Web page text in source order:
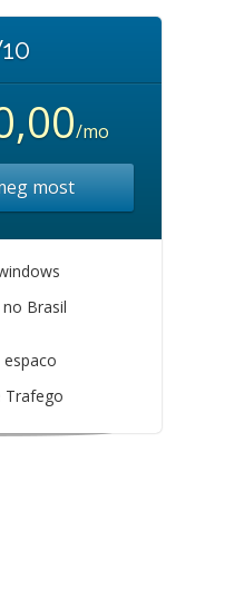
/mo
most
Brasil
espaco
Trafego